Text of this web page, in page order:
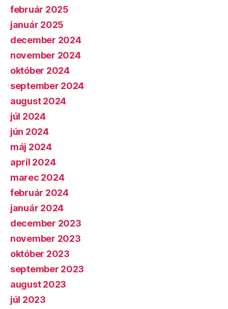
február 2025
január 2025
december 2024
november 2024
október 2024
september 2024
august 2024
júl 2024
jún 2024
máj 2024
apríl 2024
marec 2024
február 2024
január 2024
december 2023
november 2023
október 2023
september 2023
august 2023
júl 2023